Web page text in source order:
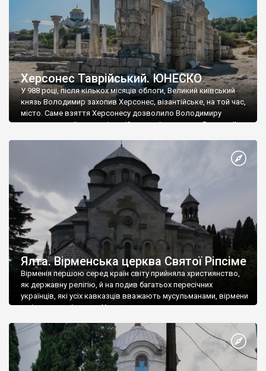
Херсонес Таврійський. ЮНЕСКО
У 988 році, після кількох місяців облоги, Великий київський
князь Володимир захопив Херсонес, візантійське, на той час,
місто. Саме взяття Херсонесу дозволило Володимиру
диктувати свої умови візантійському імператору Василю ІІ, та
Херсонесі Володимир-язичник, став Василем-християнином.
А потім було Хрещення Русі. На честь Херсонесу Таврійського
Ялта. Вірменська церква Святої Ріпсіме
Вірменія першою серед країн світу прийняла християнство,
як державну релігію, й на подив багатьох пересічних
українців, які усіх кавказців вважають мусульманами, вірмени
є відданими вірянами Христа